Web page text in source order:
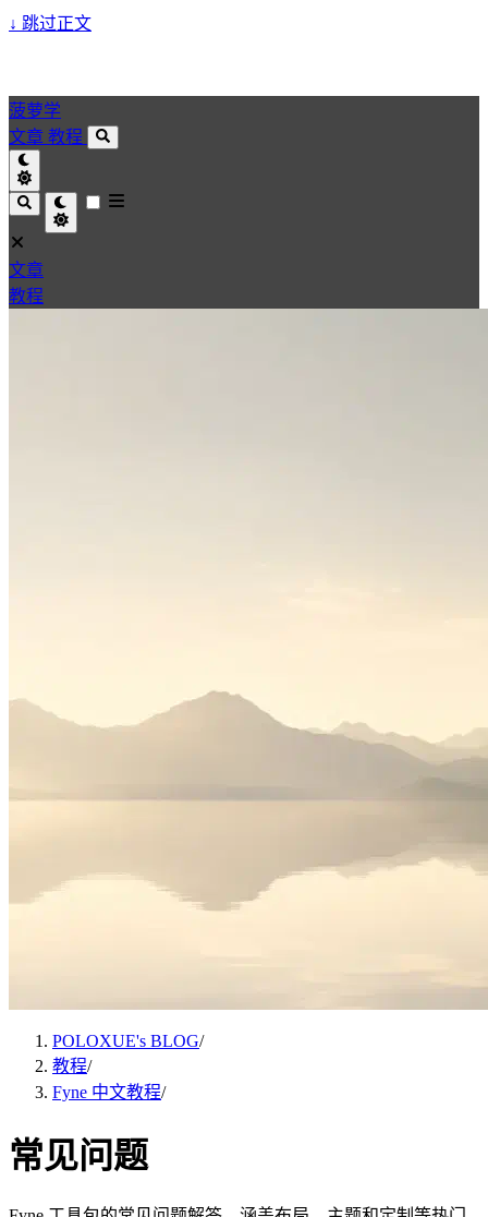
↓ 跳过正文
菠萝学
文章 教程
文章
教程
POLOXUE's BLOG/
教程/
Fyne 中文教程/
常见问题